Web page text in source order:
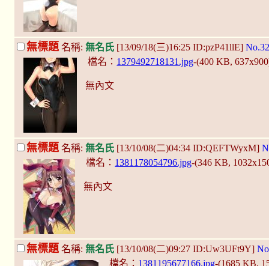
無標題 名稱: 無名氏 [13/09/18(三)16:25 ID:pzP41llE]
檔名： 1379492718131.jpg-(400 KB,
無內文
無標題 名稱: 無名氏 [13/10/08(二)04:34 ID:QEFTWyxM]
檔名： 1381178054796.jpg-(346 KB,
無內文
無標題 名稱: 無名氏 [13/10/08(二)09:27 ID:Uw3UFt9Y]
檔名： 1381195677166.jpg-(1685 KB,